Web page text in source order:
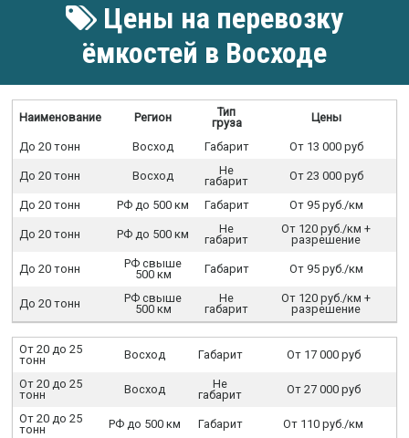
Цены на перевозку
ёмкостей в Восходе
Наименование Регион
Тип
груза
Цены
До 20 тонн Восход Габарит От 13 000 руб
До 20 тонн Восход
Не
габарит
От 23 000 руб
До 20 тонн РФ до 500 км Габарит От 95 руб./км
До 20 тонн РФ до 500 км
Не
габарит
От 120 руб./км +
разрешение
До 20 тонн
РФ свыше
500 км
Габарит От 95 руб./км
До 20 тонн
РФ свыше
500 км
Не
габарит
От 120 руб./км +
разрешение
От 20 до 25
тонн
Восход Габарит От 17 000 руб
От 20 до 25
тонн
Восход
Не
габарит
От 27 000 руб
От 20 до 25
тонн
РФ до 500 км Габарит От 110 руб./км